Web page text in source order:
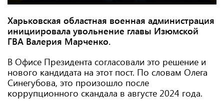
Харьковская областная военная администрация
инициировала увольнение главы Изюмской
ГВА Валерия Марченко.
В Офисе Президента согласовали это решение и
нового кандидата на этот пост. По словам Олега
Синегубова, это произошло после
коррупционного скандала в августе 2024 года.